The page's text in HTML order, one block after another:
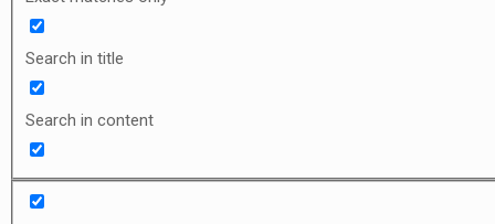
Search in title
Search in content